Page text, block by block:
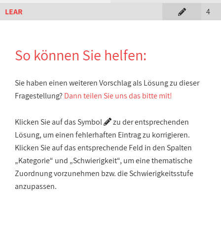
LEAR
4
So können Sie helfen:
Sie haben einen weiteren Vorschlag als Lösung zu dieser
Fragestellung? Dann teilen Sie uns das bitte mit!
Klicken Sie auf das Symbol
zu der entsprechenden
Lösung, um einen fehlerhaften Eintrag zu korrigieren.
Klicken Sie auf das entsprechende Feld in den Spalten
„Kategorie“ und „Schwierigkeit“, um eine thematische
Zuordnung vorzunehmen bzw. die Schwierigkeitsstufe
anzupassen.